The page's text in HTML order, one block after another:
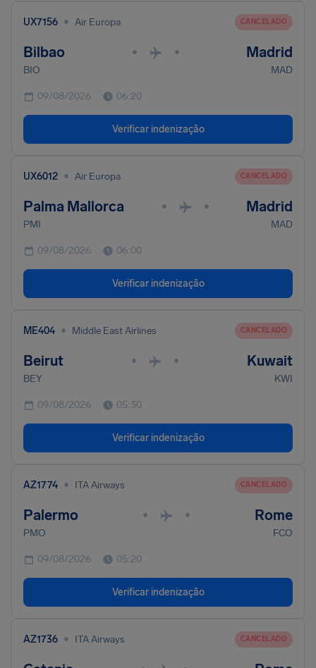
UX7156 • Air Europa CANCELADO
Bilbao • • Madrid
BIO MAD
09/08/2026 06:20
Verificar indenização
UX6012 • Air Europa CANCELADO
Palma Mallorca • • Madrid
PMI MAD
09/08/2026 06:00
Verificar indenização
ME404 • Middle East Airlines CANCELADO
Beirut • • Kuwait
BEY KWI
09/08/2026 05:30
Verificar indenização
AZ1774 • ITA Airways CANCELADO
Palermo • • Rome
PMO FCO
09/08/2026 05:20
Verificar indenização
AZ1736 • ITA Airways CANCELADO